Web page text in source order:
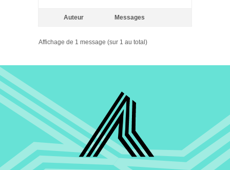
Auteur Messages
Affichage de 1 message (sur 1 au total)